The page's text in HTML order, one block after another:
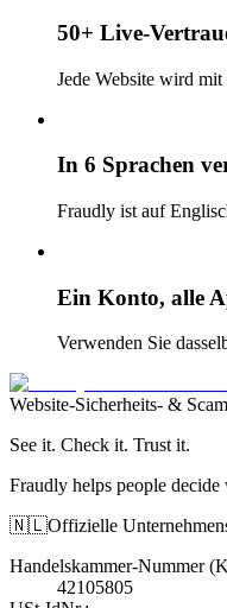
50+ Live-
Jede Website wird
In 6 Sprachen
Fraudly ist auf
Ein Konto, alle
Verwenden Sie
Website-Sicherheits- &
See it. Check it. Trust it.
Fraudly helps people
🇳🇱Offizielle
Handelskammer-Nummer
42105805